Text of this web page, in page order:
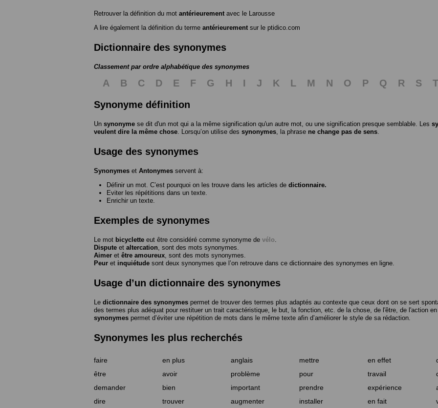
Retrouver la définition du mot antérieurement avec le Larousse
A lire également la définition du terme antérieurement sur le ptidico.com
Dictionnaire des synonymes
Classement par ordre alphabétique des synonymes
A B C D E F G H I J K L M N O P Q R S
T
Synonyme définition
Un synonyme se dit d'un mot qui a la même signification qu'un autre mot, ou une signification presque semblable. Les
veulent dire la même chose . Lorsqu’on utilise des synonymes , la phrase ne change pas de sens
Usage des synonymes
Synonymes et Antonymes servent à:
Définir un mot. C’est pourquoi on les trouve dans les articles de dictionnaire.
Eviter les répétitions dans un texte.
Enrichir un texte.
Exemples de synonymes
Le mot bicyclette eut être considéré comme synonyme de vélo
Dispute et altercation , sont des mots synonymes.
Aimer et être amoureux , sont des mots synonymes.
Peur et inquiétude sont deux synonymes que l’on retrouve dans ce dictionnaire des synonymes en ligne.
Usage d’un dictionnaire des synonymes
Le dictionnaire des synonymes permet de trouver des termes plus adaptés au contexte que ceux dont on se sert
des termes plus adéquat pour restituer un trait caractéristique, le but, la fonction, etc. de la chose, de l'être, de l'action
synonymes permet d’éviter une répétition de mots dans le même texte afin d’améliorer le style de sa rédaction.
Synonymes les plus recherchés
faire en plus anglais mettre en effet
être
avoir problème pour travail
demander
bien important prendre expérience
dire
trouver augmenter installer en fait